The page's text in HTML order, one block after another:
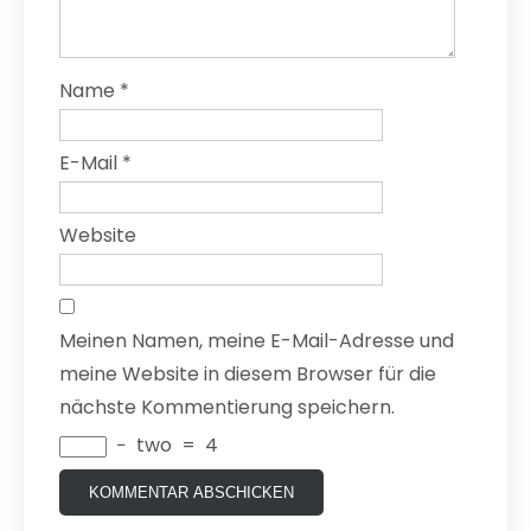
Name *
E-Mail *
Website
Meinen Namen, meine E-Mail-Adresse und
meine Website in diesem Browser für die
nächste Kommentierung speichern.
− two = 4